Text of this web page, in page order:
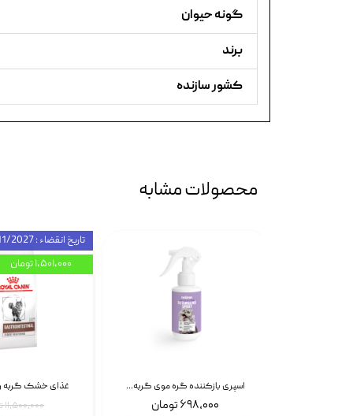
گونه حیوان
برند
کشور سازنده
محصولات مشابه
۱۱,۵۰۰,۰۰۰ تومان
تاریخ انقضاء : 11/2027
۱,۵۰۱,۰۰۰ تومان
اسپری بازکننده گره موی گربه نئوپت Neopet Detangling Spray حجم 120 میلی گرم
۶۹۸,۰۰۰ تومان